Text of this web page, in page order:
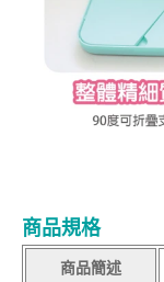
商品規格
商品簡述